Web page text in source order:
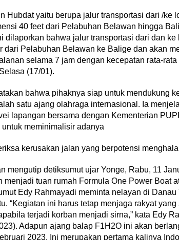
Hubdat yaitu berupa jalur transportasi dari /ke
40 feet dari Pelabuhan Belawan hingga
dilaporkan bahwa jalur transportasi dari dan
dari Pelabuhan Belawan ke Balige dan akan
selama 7 jam dengan kecepatan rata-
(17/01).
bahwa pihaknya siap untuk mendukung
satu ajang olahraga internasional. Ia
lapangan bersama dengan Kementerian
meminimalisir adanya
kerusakan jalan yang berpotensi
mengutip detiksumut ujar Yonge, Rabu, 11
menjadi tuan rumah Formula One Power Boat
Edy Rahmayadi meminta nelayan di
“Kegiatan ini harus tetap menjaga rakyat
terjadi korban menjadi sirna,” kata Edy
Adapun ajang balap F1H2O ini akan
2023. Ini merupakan pertama kalinya